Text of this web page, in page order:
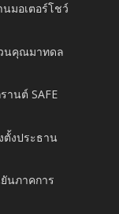
นมอเตอร์โชว์
นคุณมาทดล
านต์ SAFE
ตั้งประธาน
นภาคการ